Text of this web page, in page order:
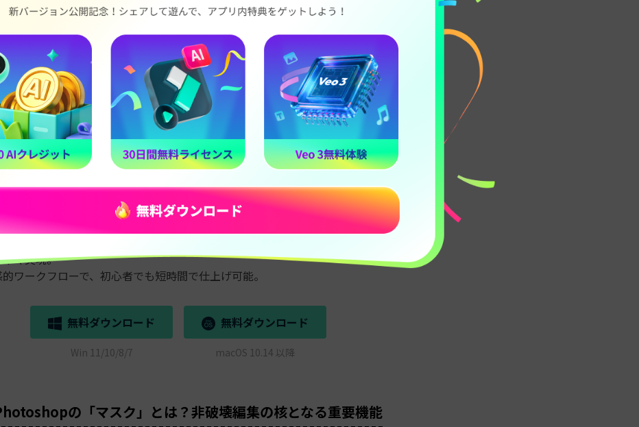
能にペンツールが追加🎉】自由な形に切り抜き・動画合成・通行人削除・✂活用テクニック
Filmora
Pro連携で高度なマスク作成・トラッキングに対応。
動のハイブリッドで、素早く正確にマスクを作成。
く実現。
ワークフローで、初心者でも短時間で仕上げ可能。
無料ダウンロード
Win 11/10/8/7
無料ダウンロード
macOS 10.14 以降
の「マスク」とは？非破壊編集の核となる重要機能